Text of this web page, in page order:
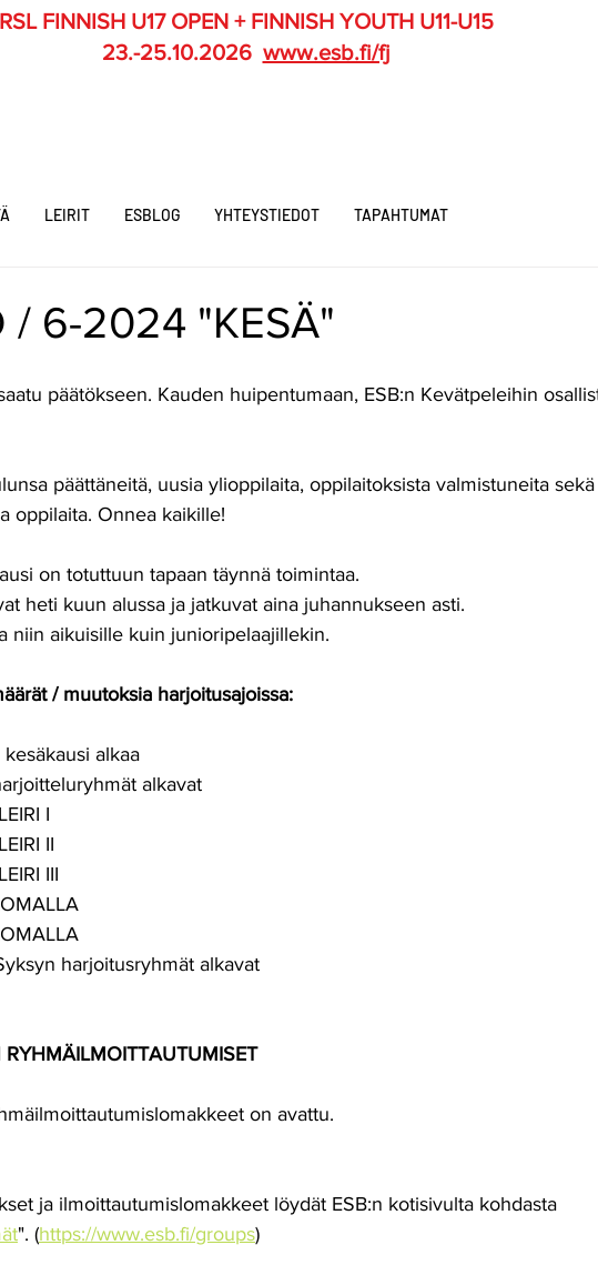
RSL FINNISH U17 OPEN + FINNISH YOUTH U11-U15
23.-25.10.2026 www.esb.fi/fj
LEIRIT ESBLOG YHTEYSTIEDOT TAPAHTUMAT
/ 6-2024 "KESÄ"
päätökseen. Kauden huipentumaan, ESB:n Kevätpeleihin
päättäneitä, uusia ylioppilaita, oppilaitoksista valmistuneita sekä
oppilaita. Onnea kaikille!
on totuttuun tapaan täynnä toimintaa.
heti kuun alussa ja jatkuvat aina juhannukseen asti.
niin aikuisille kuin junioripelaajillekin.
/ muutoksia harjoitusajoissa:
ESB:n kesäkausi alkaa
Kesäharjoitteluryhmät alkavat
I
KESÄLEIRI II
KESÄLEIRI III
ESB LOMALLA
ESB LOMALLA
Syksyn harjoitusryhmät alkavat
RYHMÄILMOITTAUTUMISET
on avattu.
ja ilmoittautumislomakkeet löydät ESB:n kotisivulta kohdasta
". (https://www.esb.fi/groups)